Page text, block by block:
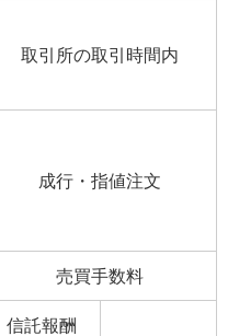
取引所の取引時間内
成行・指値注文
売買手数料
信託報酬